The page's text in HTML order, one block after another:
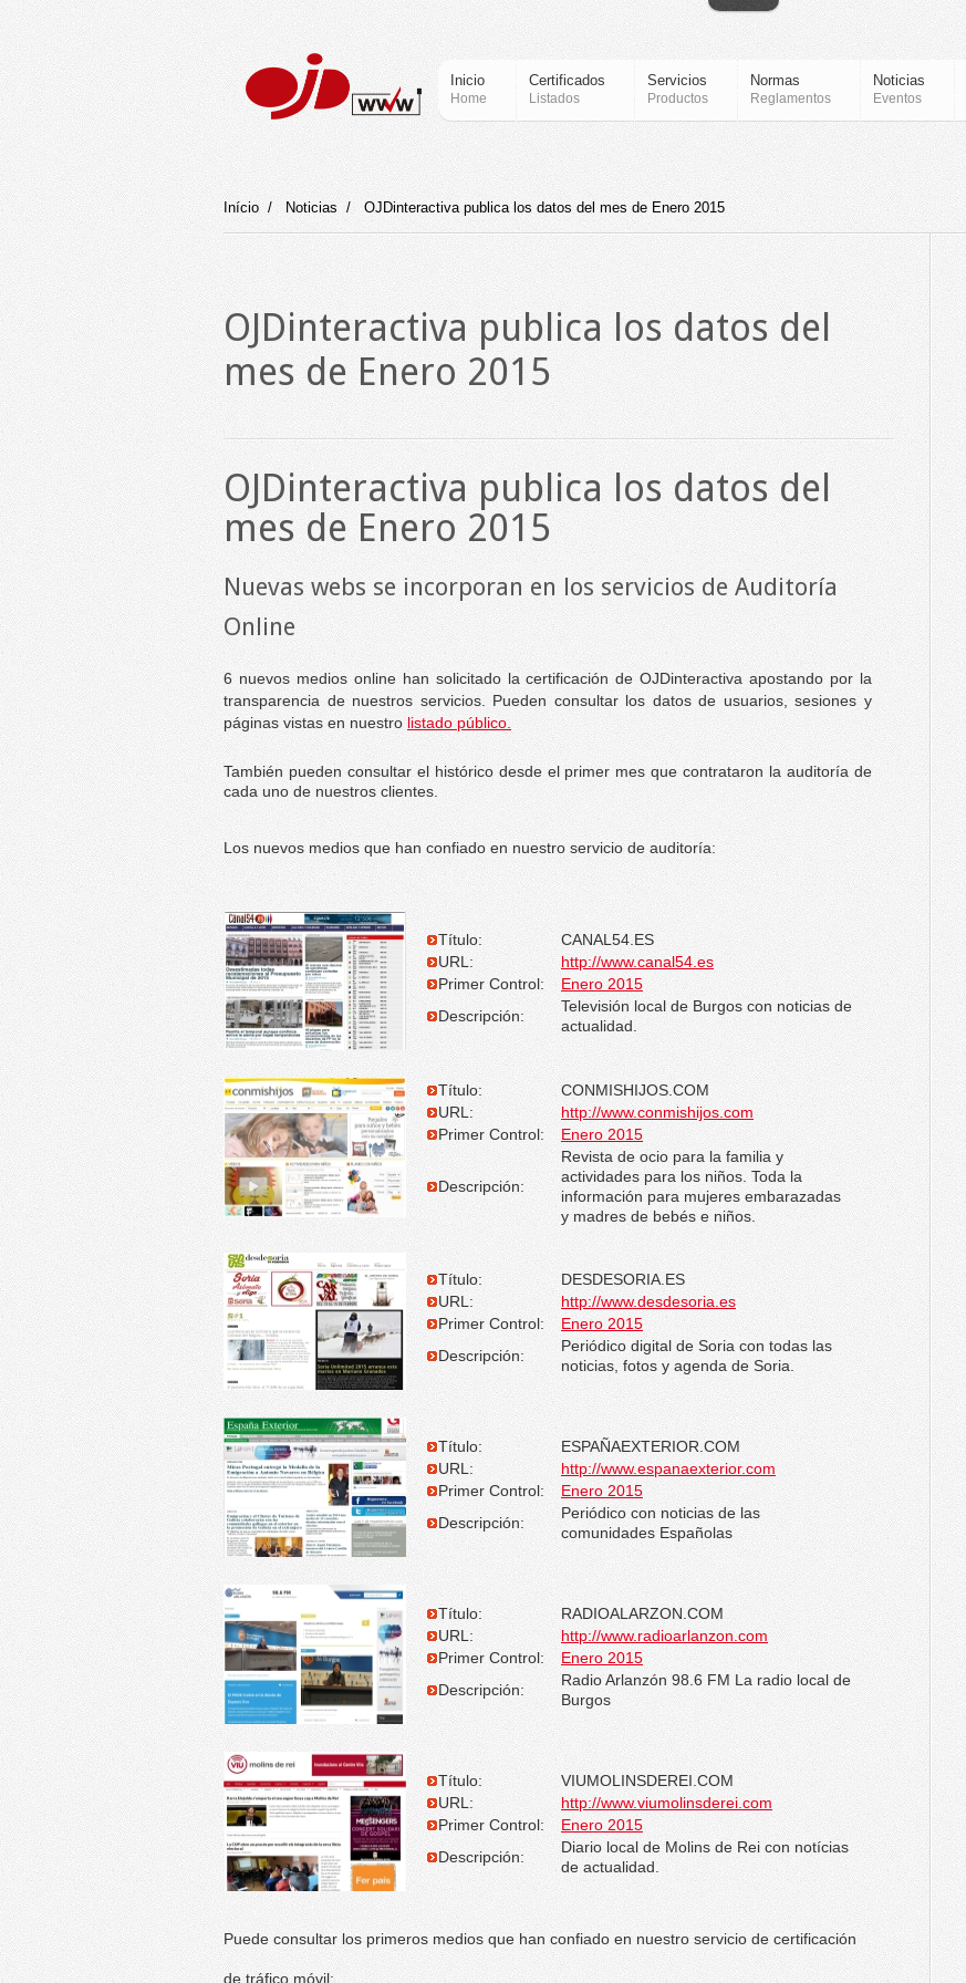
Inicio
Home
Certificados
Listados
Servicios
Productos
Normas
Reglamentos
Noticias
Eventos
Início / Noticias / OJDinteractiva publica los datos del mes de Enero 2015
OJDinteractiva publica los datos del
mes de Enero 2015
OJDinteractiva publica los datos del
mes de Enero 2015
Nuevas webs se incorporan en los servicios de Auditoría
Online
6 nuevos medios online han solicitado la certificación de OJDinteractiva apostando por la
transparencia de nuestros servicios. Pueden consultar los datos de usuarios, sesiones y
páginas vistas en nuestrolistado público.
También pueden consultar el histórico desde el primer mes que contrataron la auditoría de
cada uno de nuestros clientes.
Los nuevos medios que han confiado en nuestro servicio de auditoría:
Título:
CANAL54.ES
URL:
http://www.canal54.es
Primer Control:
Enero 2015
Descripción:
Televisión local de Burgos con noticias de
actualidad.
Título:
CONMISHIJOS.COM
URL:
http://www.conmishijos.com
Primer Control:
Enero 2015
Descripción:
Revista de ocio para la familia y
actividades para los niños. Toda la
información para mujeres embarazadas
y madres de bebés e niños.
Título:
DESDESORIA.ES
URL:
http://www.desdesoria.es
Primer Control:
Enero 2015
Descripción:
Periódico digital de Soria con todas las
noticias, fotos y agenda de Soria.
Título:
ESPAÑAEXTERIOR.COM
URL:
http://www.espanaexterior.com
Primer Control:
Enero 2015
Descripción:
Periódico con noticias de las
comunidades Españolas
Título:
RADIOALARZON.COM
URL:
http://www.radioarlanzon.com
Primer Control:
Enero 2015
Descripción:
Radio Arlanzón 98.6 FM La radio local de
Burgos
Título:
VIUMOLINSDEREI.COM
URL:
http://www.viumolinsderei.com
Primer Control:
Enero 2015
Descripción:
Diario local de Molins de Rei con notícias
de actualidad.
Puede consultar los primeros medios que han confiado en nuestro servicio de certificación
de tráfico móvil: